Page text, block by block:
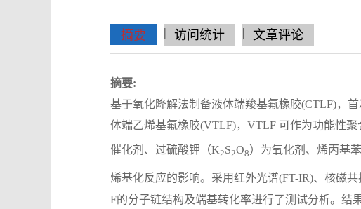
摘要 || 访问统计 ||||| 文章评论
摘要:
基于氧化降解法制备液体端羧基氟橡胶(CTLF)，
体端乙烯基氟橡胶(VTLF)，VTLF 可作为功能性
催化剂、过硫酸钾（K2S2O8）为氧化剂、烯丙基
烯基化反应的影响。采用红外光谱(FT-IR)、核磁共
F的分子链结构及端基转化率进行了测试分析。结